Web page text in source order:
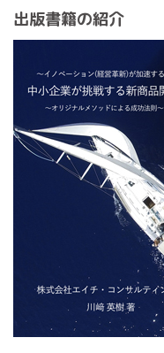
出版書籍の紹介